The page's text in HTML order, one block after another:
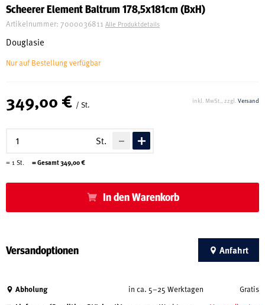
Shop
Kataloge
Kontakt & Anfahrt
Über uns
Scheerer Element Baltrum 178,5x181cm (BxH)
Artikelnummer: 7000036811 Alle Produktdetails
Douglasie
Nur auf Bestellung verfügbar
349,00 € / St. inkl. MwSt., zzgl. Versand
St.
= 1 St. = Gesamt349,00€
In den Warenkorb
Versandoptionen Anfahrt
Abholung in ca. 5–25 Werktagen Gratis